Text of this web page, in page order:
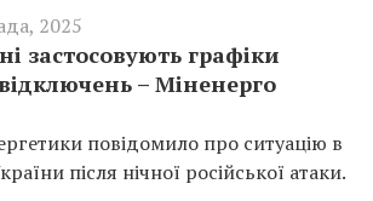
2025
застосовують графіки
– Міненерго
повідомило про ситуацію в
після нічної російської атаки.